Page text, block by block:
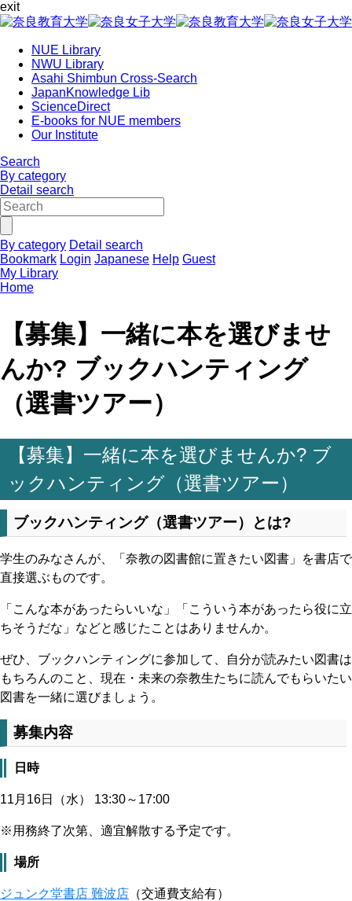
exit
NUE Library
NWU Library
Asahi Shimbun Cross-Search
JapanKnowledge Lib
ScienceDirect
E-books for NUE members
Our Institute
Search
By category
Detail search
By category Detail search
Bookmark Login Japanese Help Guest
My Library
Home
【募集】一緒に本を選びませ
んか? ブックハンティング
（選書ツアー）
【募集】一緒に本を選びませんか? ブ
ックハンティング（選書ツアー）
ブックハンティング（選書ツアー）とは?
学生のみなさんが、「奈教の図書館に置きたい図書」を書店で
直接選ぶものです。
「こんな本があったらいいな」「こういう本があったら役に立
ちそうだな」などと感じたことはありませんか。
ぜひ、ブックハンティングに参加して、自分が読みたい図書は
もちろんのこと、現在・未来の奈教生たちに読んでもらいたい
図書を一緒に選びましょう。
募集内容
日時
11月16日（水） 13:30～17:00
※用務終了次第、適宜解散する予定です。
場所
ジュンク堂書店 難波店 （交通費支給有）